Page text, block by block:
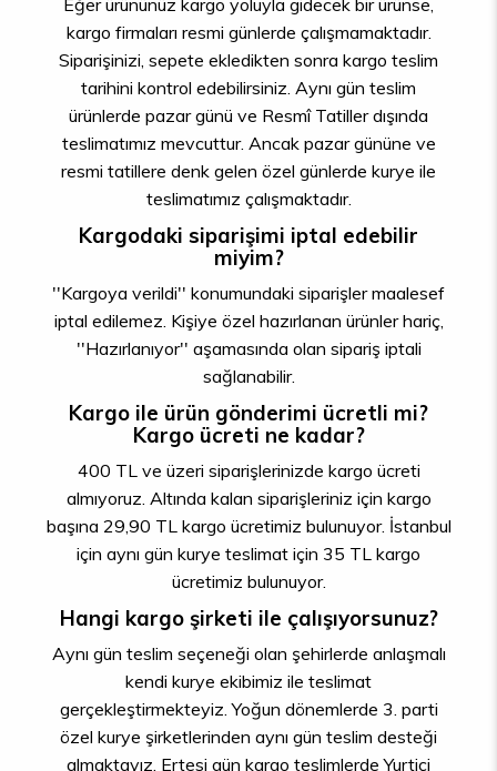
Eğer ürününüz kargo yoluyla gidecek bir ürünse,
kargo firmaları resmi günlerde çalışmamaktadır.
Siparişinizi, sepete ekledikten sonra kargo teslim
tarihini kontrol edebilirsiniz. Aynı gün teslim
ürünlerde pazar günü ve Resmî Tatiller dışında
teslimatımız mevcuttur. Ancak pazar gününe ve
resmi tatillere denk gelen özel günlerde kurye ile
teslimatımız çalışmaktadır.
Kargodaki siparişimi iptal edebilir
miyim?
''Kargoya verildi'' konumundaki siparişler maalesef
iptal edilemez. Kişiye özel hazırlanan ürünler hariç,
''Hazırlanıyor'' aşamasında olan sipariş iptali
sağlanabilir.
Kargo ile ürün gönderimi ücretli mi?
Kargo ücreti ne kadar?
400 TL ve üzeri siparişlerinizde kargo ücreti
almıyoruz. Altında kalan siparişleriniz için kargo
başına 29,90 TL kargo ücretimiz bulunuyor. İstanbul
için aynı gün kurye teslimat için 35 TL kargo
ücretimiz bulunuyor.
Hangi kargo şirketi ile çalışıyorsunuz?
Aynı gün teslim seçeneği olan şehirlerde anlaşmalı
kendi kurye ekibimiz ile teslimat
gerçekleştirmekteyiz. Yoğun dönemlerde 3. parti
özel kurye şirketlerinden aynı gün teslim desteği
almaktayız. Ertesi gün kargo teslimlerde Yurtiçi